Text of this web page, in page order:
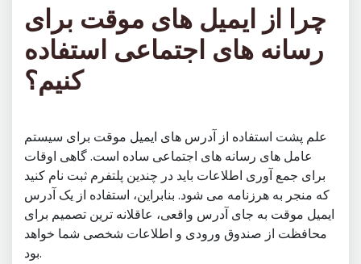
چرا از ایمیل های موقت برای
رسانه های اجتماعی استفاده
کنیم؟
علم پشت استفاده از آدرس های ایمیل موقت برای سیستم
عامل های رسانه های اجتماعی ساده است. گاهی اوقات
برای جمع آوری اطلاعات باید در چندین پلتفرم ثبت نام کنید
که منجر به هرزنامه می شود. بنابراین، استفاده از یک آدرس
ایمیل موقت به جای آدرس واقعی، عاقلانه ترین تصمیم برای
محافظت از صندوق ورودی و اطلاعات شخصی شما خواهد
بود.